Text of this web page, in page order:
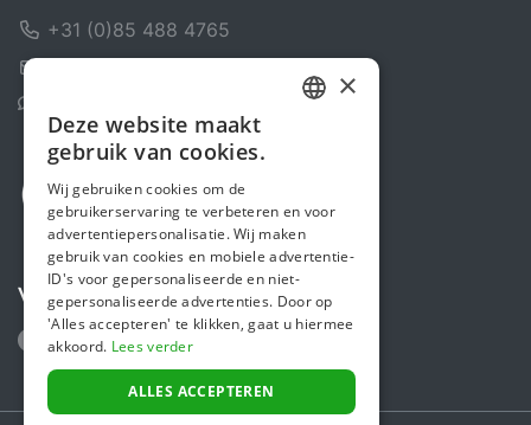
+31 (0)85 488 4765
Volg ons
ENGLISH
×
Deze website maakt
gebruik van cookies.
Wij gebruiken cookies om de
gebruikerservaring te verbeteren en voor
advertentiepersonalisatie. Wij maken
gebruik van cookies en mobiele advertentie-
ID's voor gepersonaliseerde en niet-
gepersonaliseerde advertenties. Door op
'Alles accepteren' te klikken, gaat u hiermee
akkoord. Lees verder
ALLES ACCEPTEREN